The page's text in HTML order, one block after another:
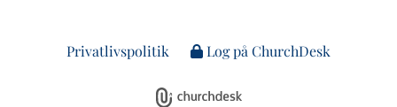
Privatlivspolitik Log på ChurchDesk